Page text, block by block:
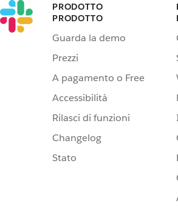
PRODOTTO
PRODOTTO
Guarda la demo
Prezzi
A pagamento o Free
Accessibilità
Rilasci di funzioni
Changelog
Stato